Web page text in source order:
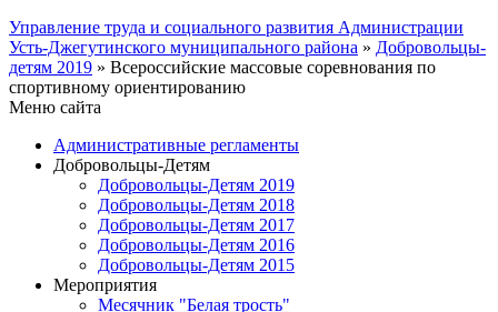
Управление труда и социального развития Администрации
Усть-Джегутинского муниципального района » Добровольцы-
детям 2019 » Всероссийские массовые соревнования по
спортивному ориентированию
Меню сайта
Административные регламенты
Добровольцы-Детям
Добровольцы-Детям 2019
Добровольцы-Детям 2018
Добровольцы-Детям 2017
Добровольцы-Детям 2016
Добровольцы-Детям 2015
Мероприятия
Месячник "Белая трость"